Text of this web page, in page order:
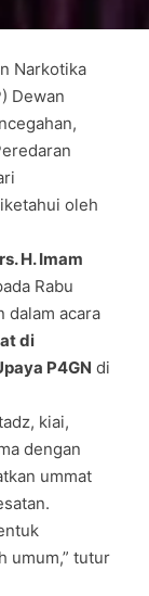
Narkotika
Dewan
oleh
H. Imam
Rabu
dalam acara
di
P4GN di
kiai,
dengan
ummat
umum,” tutur